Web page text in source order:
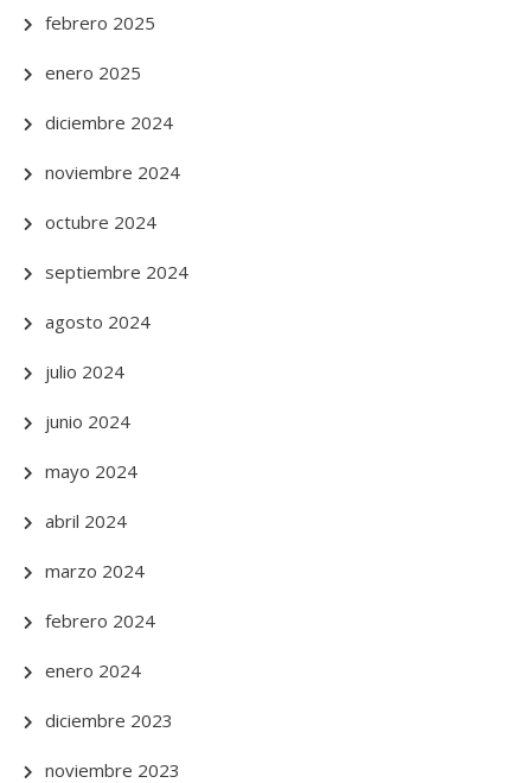
febrero 2025
enero 2025
diciembre 2024
noviembre 2024
octubre 2024
septiembre 2024
agosto 2024
julio 2024
junio 2024
mayo 2024
abril 2024
marzo 2024
febrero 2024
enero 2024
diciembre 2023
noviembre 2023